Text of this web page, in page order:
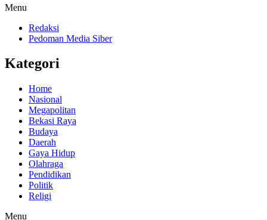
Menu
Redaksi
Pedoman Media Siber
Kategori
Home
Nasional
Megapolitan
Bekasi Raya
Budaya
Daerah
Gaya Hidup
Olahraga
Pendidikan
Politik
Religi
Menu